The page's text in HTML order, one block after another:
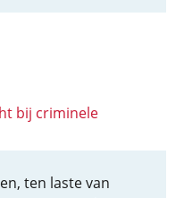
bij criminele
ten laste van